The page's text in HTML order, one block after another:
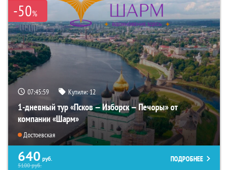
-50%
07:45:57 Купили:12
1-дневный тур «Псков — Изборск — Печоры» от
компании «Шарм»
Достоевская
640 руб.
5100руб.
ПОДРОБНЕЕ